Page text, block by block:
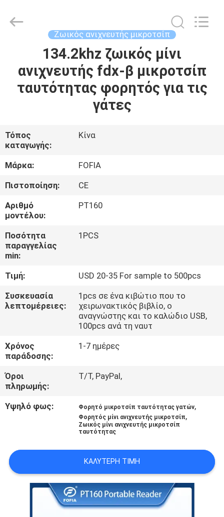
ΠΡΟΪΌΝΤΑ
ΠΕΡΊΠΟΥ
ΕΜΕΊΣ
ΓΎΡΟΣ
ΕΡΓΟΣΤΑΣΊΩΝ
ΠΟΙΟΤΙΚΌΣ
ΜΑΣ
ΕΛΆΤΕ
ΕΠΑΦΉ
ΜΕ
ΈΝΑ
ΑΠΌΣΠΑΣΜΑ
SITEMAP
Technology
Ζωικός ανιχνευτής μικροτσίπ
134.2khz ζωικός μίνι
ανιχνευτής fdx-β μικροτσίπ
ταυτότητας φορητός για τις
γάτες
Τόπος
καταγωγής:
Κίνα
Μάρκα:
FOFIA
Πιστοποίηση:
CE
Αριθμό
μοντέλου:
PT160
Ποσότητα
παραγγελίας
min:
1PCS
Τιμή:
USD 20-35 For sample to 500pcs
Συσκευασία
λεπτομέρειες:
1pcs σε ένα κιβώτιο που το
χειρωνακτικός βιβλίο, ο
αναγνώστης και το καλώδιο USB,
100pcs ανά τη ναυτ
Χρόνος
παράδοσης:
1-7 ημέρες
Όροι
πληρωμής:
T/T, PayPal,
Υψηλό φως: Φορητό μικροτσίπ ταυτότητας γατών,
Φορητός μίνι ανιχνευτής μικροτσίπ,
Ζωικός μίνι ανιχνευτής μικροτσίπ
ταυτότητας
ΚΑΛΎΤΕΡΗ ΤΙΜΉ